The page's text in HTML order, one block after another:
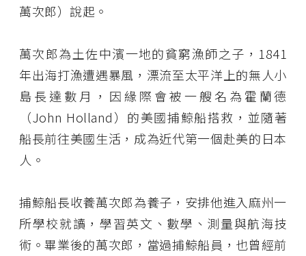
萬次郎）說起。
萬次郎為土佐中濱一地的貧窮漁師之子，1841
年出海打漁遭遇暴風，漂流至太平洋上的無人小
島長達數月，因緣際會被一艘名為霍蘭德
（John Holland）的美國捕鯨船搭救，並隨著
船長前往美國生活，成為近代第一個赴美的日本
人。
捕鯨船長收養萬次郎為養子，安排他進入麻州一
所學校就讀，學習英文、數學、測量與航海技
術。畢業後的萬次郎，當過捕鯨船員，也曾經前